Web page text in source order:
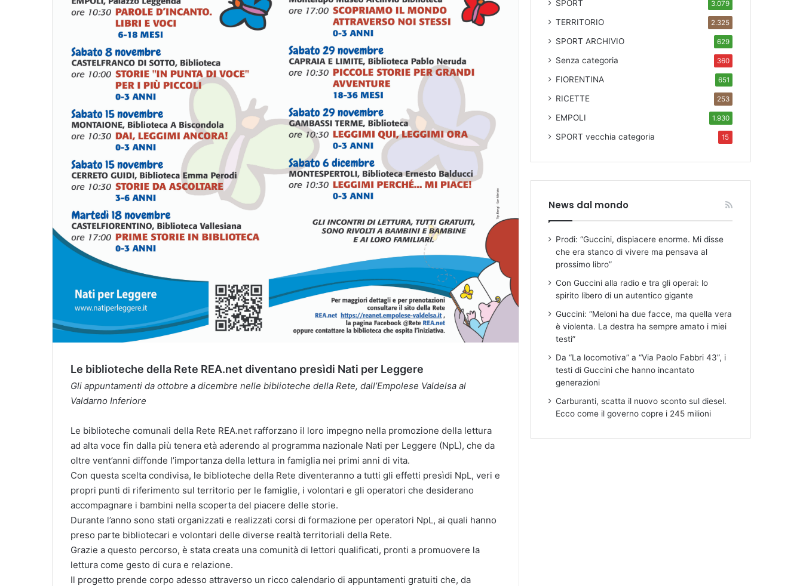
Le biblioteche della Rete REA.net diventano presìdi Nati per Leggere
Gli appuntamenti da ottobre a dicembre nelle biblioteche della Rete, dall’Empolese Valdelsa al
Valdarno Inferiore
Le biblioteche comunali della Rete REA.net rafforzano il loro impegno nella promozione della lettura
ad alta voce fin dalla più tenera età aderendo al programma nazionale Nati per Leggere (NpL), che da
oltre vent’anni diffonde l’importanza della lettura in famiglia nei primi anni di vita.
Con questa scelta condivisa, le biblioteche della Rete diventeranno a tutti gli effetti presìdi NpL, veri e
propri punti di riferimento sul territorio per le famiglie, i volontari e gli operatori che desiderano
accompagnare i bambini nella scoperta del piacere delle storie.
Durante l’anno sono stati organizzati e realizzati corsi di formazione per operatori NpL, ai quali hanno
preso parte bibliotecari e volontari delle diverse realtà territoriali della Rete.
Grazie a questo percorso, è stata creata una comunità di lettori qualificati, pronti a promuovere la
lettura come gesto di cura e relazione.
Il progetto prende corpo adesso attraverso un ricco calendario di appuntamenti gratuiti che, da
SPORT 3.079
TERRITORIO 2.325
SPORT ARCHIVIO 629
Senza categoria 360
FIORENTINA 651
RICETTE 253
EMPOLI 1.930
SPORTvecchia categoria 15
News dal mondo
Prodi: “Guccini, dispiacere enorme. Mi disse
che era stanco di vivere ma pensava al
prossimo libro”
Con Guccini alla radio e tra gli operai: lo
spirito libero di un autentico gigante
Guccini: “Meloni ha due facce, ma quella vera
è violenta. La destra ha sempre amato i miei
testi”
Da “La locomotiva” a “Via Paolo Fabbri 43”, i
testi di Guccini che hanno incantato
generazioni
Carburanti, scatta il nuovo sconto sul diesel.
Ecco come il governo copre i 245 milioni